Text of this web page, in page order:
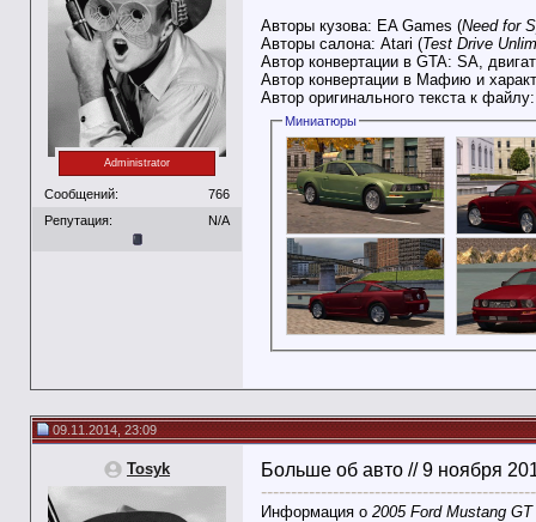
Administrator
Сообщений:
766
Репутация:
N/A
Авторы кузова: EA Games (Need for
Авторы салона: Atari (Test Drive
Автор конвертации в GTA: SA,
Автор конвертации в Мафию и
Автор оригинального текста к
Миниатюры
09.11.2014, 23:09
Tosyk
Больше об авто // 9 ноября
Информация о 2005 Ford Mustang GT